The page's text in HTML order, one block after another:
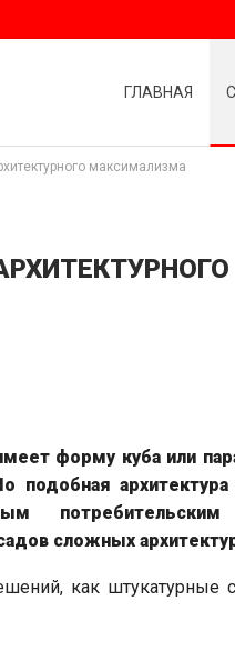
ГЛАВНАЯ
максимализма
форму куба или
архитектура
сложных
как штукатурные